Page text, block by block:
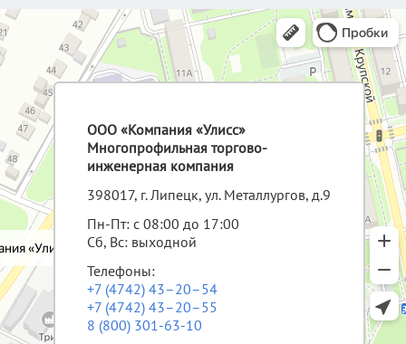
ООО «Компания «Улисс»
Многопрофильная торгово-
инженерная компания
398017, г. Липецк, ул. Металлургов, д.9
Пн-Пт: с 08:00 до 17:00
Сб, Вс: выходной
Телефоны:
+7 (4742) 43–20–54
+7 (4742) 43–20–55
8 (800) 301-63-10